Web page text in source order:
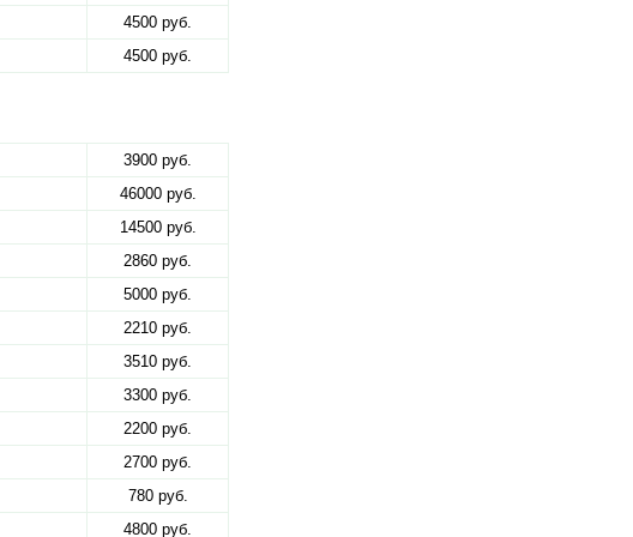
4500 руб.
4500 руб.
3900 руб.
46000 руб.
14500 руб.
2860 руб.
5000 руб.
2210 руб.
3510 руб.
3300 руб.
2200 руб.
2700 руб.
780 руб.
4800 руб.